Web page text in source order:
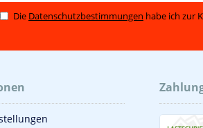
Die Datenschutzbestimmungen habe ich zur